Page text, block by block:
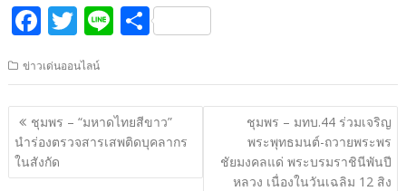
F
e
b
o
o
T
w
itt
er
Li
e
S
ar
e
ข่าวเด่นออนไลน์
แนะแนว
เรื่อง
ชุมพร – “มหาดไทยสีขาว”
นำร่องตรวจสารเสพติดบุคลากร
ในสังกัด
ชุมพร – มทบ.44 ร่วมเจริญ
พระพุทธมนต์-ถวายพระพร
ชัยมงคลแด่ พระบรมราชินีพันปี
หลวง เนื่องในวันเฉลิม 12 สิง